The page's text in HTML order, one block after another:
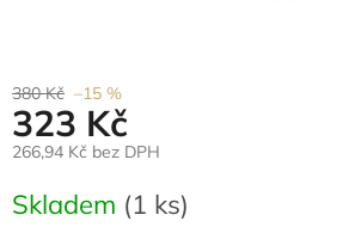
380 Kč –15 %
323 Kč
266,94 Kč bez DPH
cena:
Skladem (1 ks)